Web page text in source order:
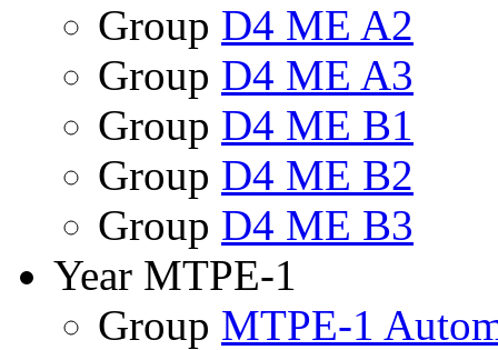
Group D4 ME A2
Group D4 ME A3
Group D4 ME B1
Group D4 ME B2
Group D4 ME B3
Year MTPE-1
Group MTPE-1